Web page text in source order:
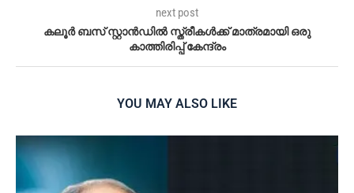
next post
കലൂർ ബസ് സ്റ്റാൻഡിൽ സ്ത്രീകൾക്ക് മാത്രമായി ഒരു
കാത്തിരിപ്പ് കേന്ദ്രം
YOU MAY ALSO LIKE